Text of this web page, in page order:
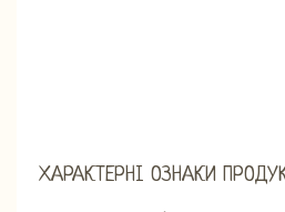
ХАРАКТЕРНІ ОЗНАКИ